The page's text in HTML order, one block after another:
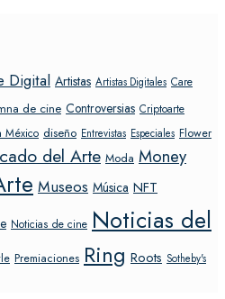
Digital Artistas Artistas Digitales Care
de cine Controversias Criptoarte
México diseño Entrevistas Especiales Flower
del Arte Moda Money
Museos Música NFT
Noticias de cine Noticias del
Premiaciones Ring Roots Sotheby's